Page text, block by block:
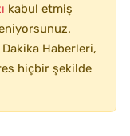
kabul etmiş
Haberleri,
hiçbir şekilde